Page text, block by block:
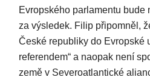
Evropského parlamentu bude
za výsledek. Filip připomněl,
České republiky do Evropské
referendem“ a naopak není
země v Severoatlantické